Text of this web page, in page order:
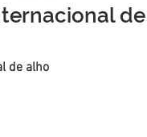
de
de alho